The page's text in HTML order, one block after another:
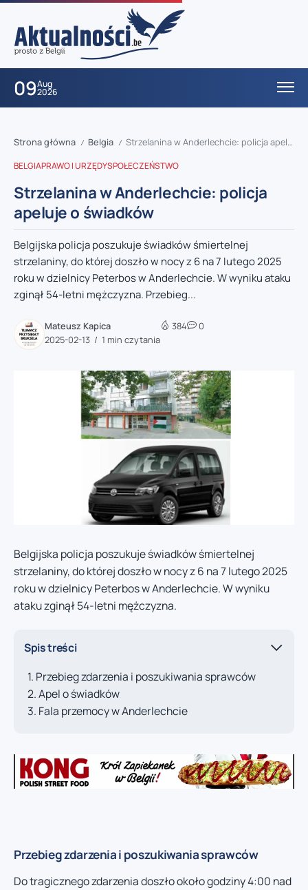
09Aug
2026
Strona główna / Belgia / Strzelanina w Anderlechcie: policja apeluje o świadków
BELGIAPRAWO I URZĘDYSPOŁECZEŃSTWO
Strzelanina w Anderlechcie: policja
apeluje o świadków
Belgijska policja poszukuje świadków śmiertelnej
strzelaniny, do której doszło w nocy z 6 na 7 lutego 2025
roku w dzielnicy Peterbos w Anderlechcie. W wyniku ataku
zginął 54-letni mężczyzna. Przebieg...
Mateusz Kapica
2025-02-13
1 min czytania
384 0
Belgijska policja poszukuje świadków śmiertelnej
strzelaniny, do której doszło w nocy z 6 na 7 lutego 2025
roku w dzielnicy Peterbos w Anderlechcie. W wyniku
ataku zginął 54-letni mężczyzna.
Spis treści
Przebieg zdarzenia i poszukiwania sprawców
Apel o świadków
Fala przemocy w Anderlechcie
Przebieg zdarzenia i poszukiwania sprawców
Do tragicznego zdarzenia doszło około godziny 4:00 nad